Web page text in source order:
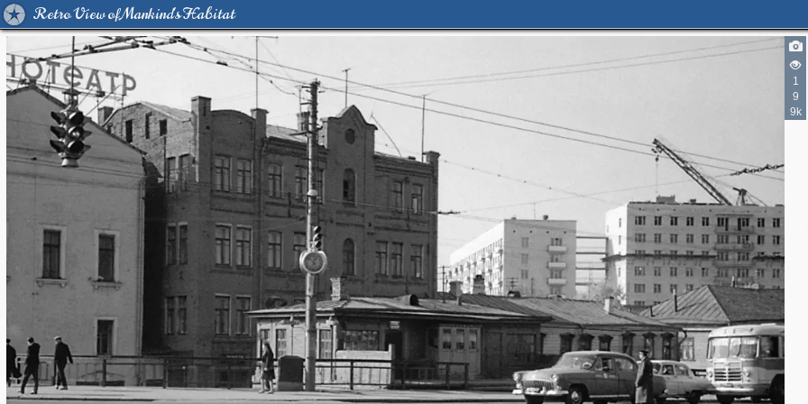
Retro View of Mankind's Habitat
1
9
9k